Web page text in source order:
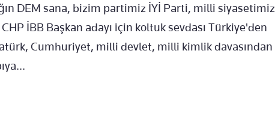
DEM sana, bizim partimiz İYİ Parti, milli siyasetimiz
İBB Başkan adayı için koltuk sevdası Türkiye'den
Cumhuriyet, milli devlet, milli kimlik davasından